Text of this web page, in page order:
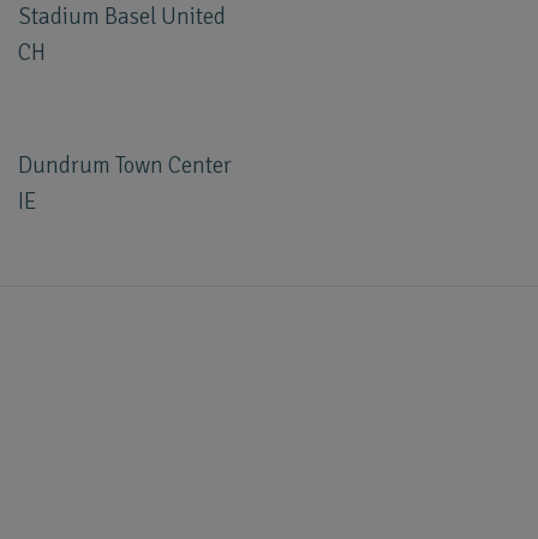
Stadium Basel United
CH
Dundrum Town Center
IE